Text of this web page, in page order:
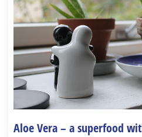
Aloe Vera – a superfood